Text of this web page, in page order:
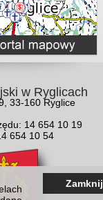
w Ryglicach
33-160 Ryglice
14 654 10 19
654 10 54
Zamknij